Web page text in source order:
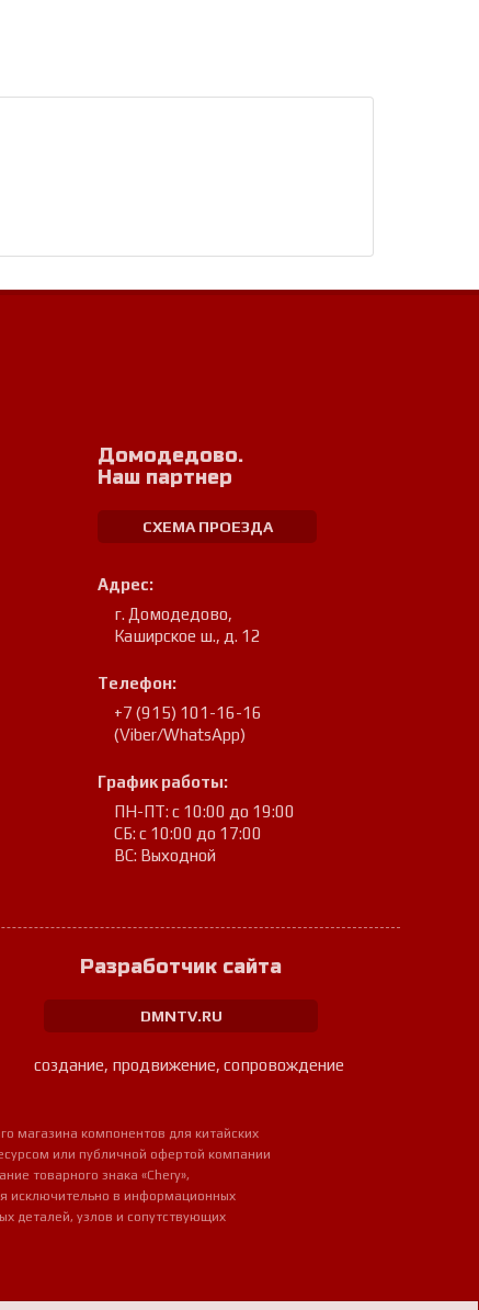
Домодедово.
Наш партнер
СХЕМА ПРОЕЗДА
Адрес:
г. Домодедово,
Каширское ш., д. 12
Телефон:
+7 (915) 101-16-16
(Viber/WhatsApp)
График работы:
ПН-ПТ: с 10:00 до 19:00
СБ: с 10:00 до 17:00
ВС: Выходной
Разработчик сайта
DMNTV.RU
создание, продвижение, сопровождение
магазина компонентов для китайских
или публичной офертой компании
товарного знака «Chery»,
исключительно в информационных
деталей, узлов и сопутствующих